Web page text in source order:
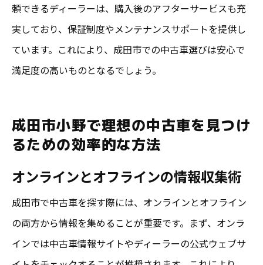
頼できるディーラーは、購入後のアフターサービスも充
実しており、保証制度やメンテナンスサポートを提供し
ています。これにより、成田市での中古車選びは安心で
満足度の高いものとなるでしょう。
成田市小野で理想の中古車を見つけ
るための効率的な方法
オンラインとオフラインの情報収集術
成田市で中古車を探す際には、オンラインとオフライン
の両方から情報を集めることが重要です。まず、オンラ
インでは中古車情報サイトやディーラーの公式ウェブサ